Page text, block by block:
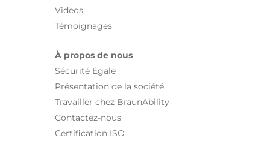
Videos
Témoignages
À propos de nous
Sécurité Égale
Présentation de la société
Travailler chez BraunAbility
Contactez-nous
Certification ISO